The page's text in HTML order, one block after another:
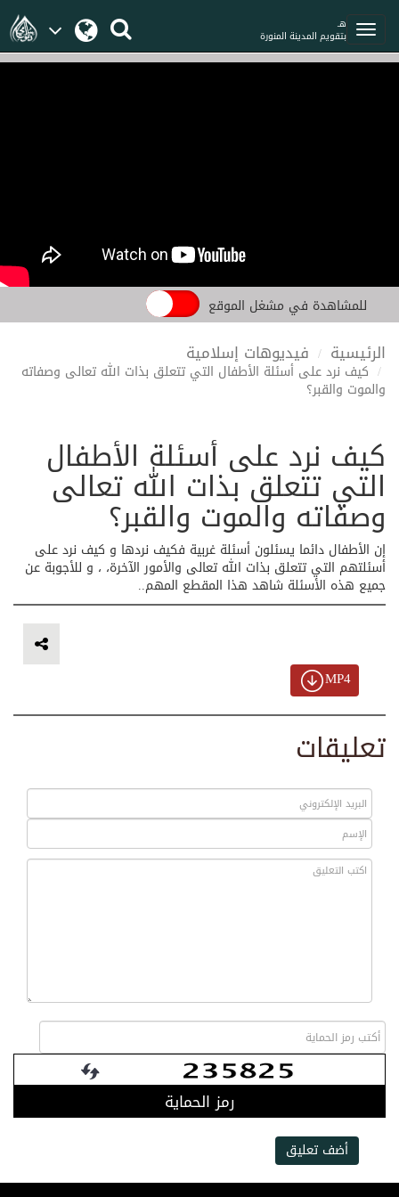
هـ
بتقويم المدينة المنورة
للمشاهدة في مشغل الموقع
الرئيسية فيديوهات إسلامية
كيف نرد على أسئلة الأطفال التي تتعلق بذات الله تعالى وصفاته
والموت والقبر؟
كيف نرد على أسئلة الأطفال
التي تتعلق بذات الله تعالى
وصفاته والموت والقبر؟
إن الأطفال دائما يسئلون أسئلة غربية فكيف نردها و كيف نرد على
أسئلتهم التي تتعلق بذات الله تعالى والأمور الآخرة، ، و للأجوبة عن
جميع هذه الأسئلة شاهد هذا المقطع المهم..
MP4
تعليقات
رمز الحماية
أضف تعليق